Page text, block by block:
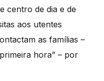
centro de dia e de
aos utentes
as famílias –
hora” – por